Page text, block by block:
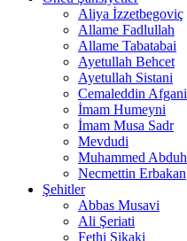
Aliya İzzetbegoviç
Allame Fadlullah
Allame Tabatabai
Ayetullah Behcet
Ayetullah Sistani
Cemaleddin Afgani
İmam Humeyni
İmam Musa Sadr
Mevdudi
Muhammed Abduh
Necmettin Erbakan
Şehitler
Abbas Musavi
Ali Şeriati
Fethi Şikaki